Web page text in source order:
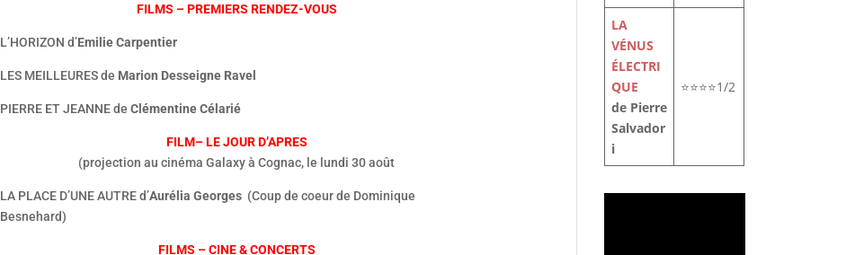
FILMS – PREMIERS RENDEZ-VOUS
L’HORIZON d’Emilie Carpentier
LES MEILLEURES de Marion Desseigne Ravel
PIERRE ET JEANNE de Clémentine Célarié
FILM– LE JOUR D’APRES
(projection au cinéma Galaxy à Cognac, le lundi 30 août
LA PLACE D’UNE AUTRE d’Aurélia Georges(Coup de coeur de Dominique
Besnehard)
FILMS – CINE & CONCERTS
LA
VÉNUS
ÉLECTRI
QUE
de Pierre
Salvador
i
⭐⭐⭐⭐1/2